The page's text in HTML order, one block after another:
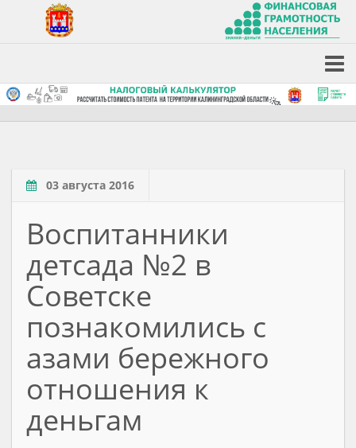
03 августа 2016
Воспитанники
детсада №2 в
Советске
познакомились с
азами бережного
отношения к
деньгам